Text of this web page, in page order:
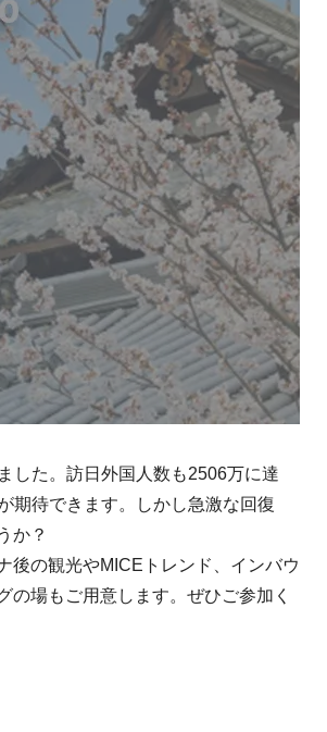
した。訪日外国人数も2506万に達
期待できます。しかし急激な回復
か？
後の観光やMICEトレンド、インバウ
場もご用意します。ぜひご参加く